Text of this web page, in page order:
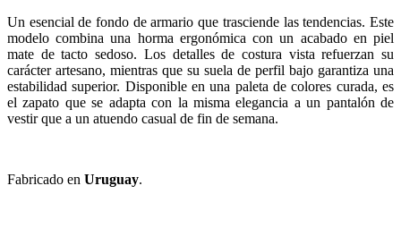
Un esencial de fondo de armario que trasciende las tendencias. Este
modelo combina una horma ergonómica con un acabado en piel
mate de tacto sedoso. Los detalles de costura vista refuerzan su
carácter artesano, mientras que su suela de perfil bajo garantiza una
estabilidad superior. Disponible en una paleta de colores curada, es
el zapato que se adapta con la misma elegancia a un pantalón de
vestir que a un atuendo casual de fin de semana.
Fabricado en Uruguay.